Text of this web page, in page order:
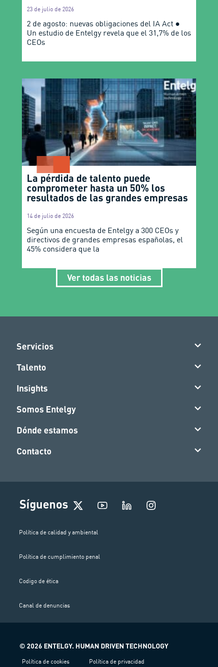
23 de julio de 2026
2 de agosto: nuevas obligaciones del IA Act ●
Un estudio de Entelgy revela que el 31,7% de los
CEOs
La pérdida de talento puede
comprometer hasta un 50% los
resultados de las grandes empresas
14 de julio de 2026
Según una encuesta de Entelgy a 300 CEOs y
directivos de grandes empresas españolas, el
45% considera que la
Ver todas las noticias
Servicios
Talento
Insights
Somos Entelgy
Dónde estamos
Contacto
Síguenos
I
n
Política de calidad y ambiental
Política de cumplimiento penal
Codigo de ética
Canal de denuncias
© 2026 ENTELGY. HUMAN DRIVEN TECHNOLOGY
Política de cookies Política de privacidad